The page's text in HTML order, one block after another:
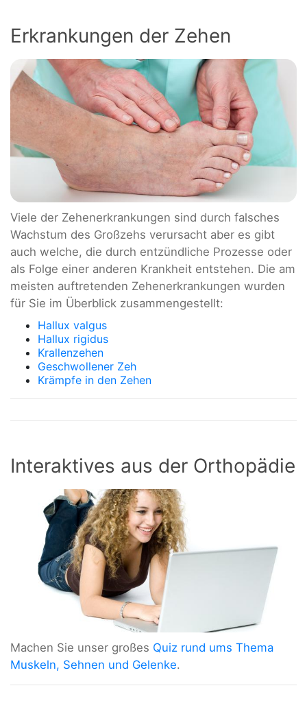
Erkrankungen der Zehen
Viele der Zehenerkrankungen sind durch falsches
Wachstum des Großzehs verursacht aber es gibt
auch welche, die durch entzündliche Prozesse oder
als Folge einer anderen Krankheit entstehen. Die am
meisten auftretenden Zehenerkrankungen wurden
für Sie im Überblick zusammengestellt:
Hallux valgus
Hallux rigidus
Krallenzehen
Geschwollener Zeh
Krämpfe in den Zehen
Interaktives aus der Orthopädie
Machen Sie unser großes Quiz rund ums Thema
Muskeln, Sehnen und Gelenke.